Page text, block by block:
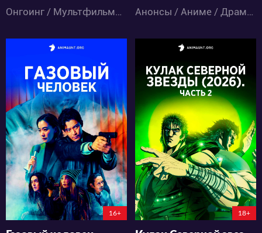
Онгоинг / Мультфильмы / Меха / Фантастика / Экшен Анонсы / Аниме / Драма / Музыка / Психология / Триллер / Фантастика
1907
15 8
16+
435
7 0
150:9:28:12
18+